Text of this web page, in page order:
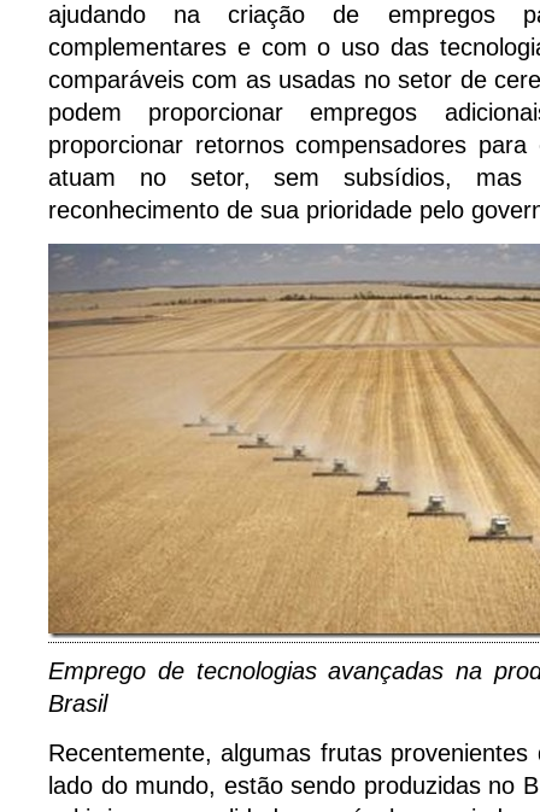
ajudando na criação de empregos
complementares e com o uso das
comparáveis com as usadas no setor de
podem proporcionar empregos
proporcionar retornos compensadores
atuam no setor, sem subsídios, mas
reconhecimento de sua prioridade pelo
Emprego de tecnologias avançadas na
Brasil
Recentemente, algumas frutas
lado do mundo, estão sendo produzidas no